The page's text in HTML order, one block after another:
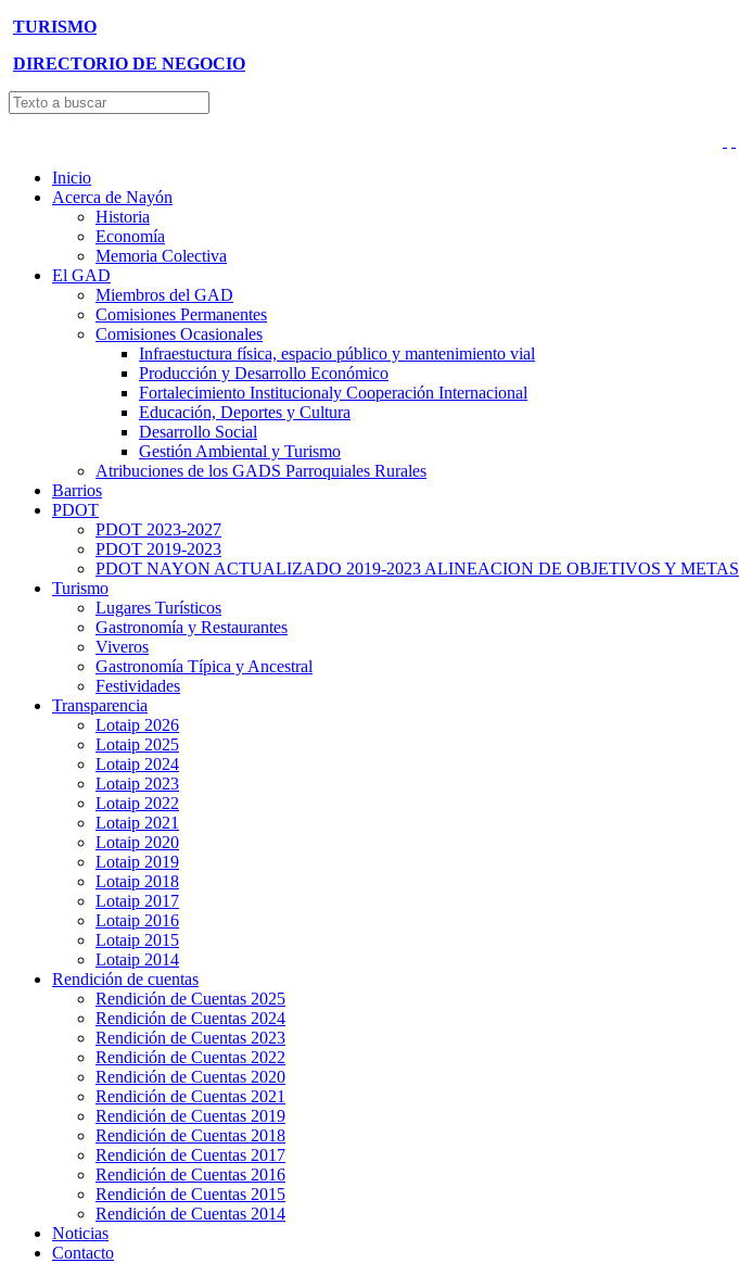
TURISMO
DIRECTORIO DE NEGOCIO
Inicio
Acerca de Nayón
Historia
Economía
Memoria Colectiva
El GAD
Miembros del GAD
Comisiones Permanentes
Comisiones Ocasionales
Infraestuctura física, espacio público y mantenimiento vial
Producción y Desarrollo Económico
Fortalecimiento Institucionaly Cooperación Internacional
Educación, Deportes y Cultura
Desarrollo Social
Gestión Ambiental y Turismo
Atribuciones de los GADS Parroquiales Rurales
Barrios
PDOT
PDOT 2023-2027
PDOT 2019-2023
PDOT NAYON ACTUALIZADO 2019-2023 ALINEACION DE OBJETIVOS Y METAS
Turismo
Lugares Turísticos
Gastronomía y Restaurantes
Viveros
Gastronomía Típica y Ancestral
Festividades
Transparencia
Lotaip 2026
Lotaip 2025
Lotaip 2024
Lotaip 2023
Lotaip 2022
Lotaip 2021
Lotaip 2020
Lotaip 2019
Lotaip 2018
Lotaip 2017
Lotaip 2016
Lotaip 2015
Lotaip 2014
Rendición de cuentas
Rendición de Cuentas 2025
Rendición de Cuentas 2024
Rendición de Cuentas 2023
Rendición de Cuentas 2022
Rendición de Cuentas 2020
Rendición de Cuentas 2021
Rendición de Cuentas 2019
Rendición de Cuentas 2018
Rendición de Cuentas 2017
Rendición de Cuentas 2016
Rendición de Cuentas 2015
Rendición de Cuentas 2014
Noticias
Contacto